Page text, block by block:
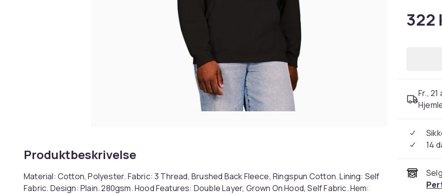
Produktbeskrivelse
Material: Cotton, Polyester. Fabric: 3 Thread, Brushed Back Fleece, Ringspun Cotton. Lining: Self
Fabric. Design: Plain. 280gsm. Hood Features: Double Layer, Grown On Hood, Self Fabric. Hem:
322
Fr., 21
14